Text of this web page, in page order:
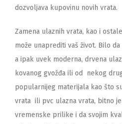
dozvoljava kupovinu novih vrata.
Zamena ulaznih vrata, kao i
može unaprediti vaš život. Bilo
a ipak uvek moderna, drvena
kovanog gvožđa ili od
nekog
popularnijeg materijala kao što
vrata ili pvc ulazna vrata, bitno
vremenske prilike i da svojim